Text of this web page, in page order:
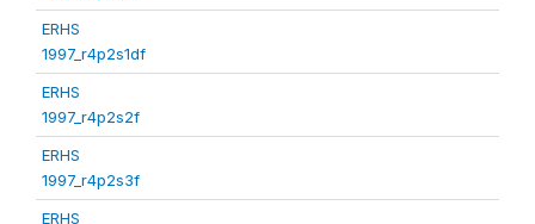
ERHS
1997_r4p2s1df
ERHS
1997_r4p2s2f
ERHS
1997_r4p2s3f
ERHS